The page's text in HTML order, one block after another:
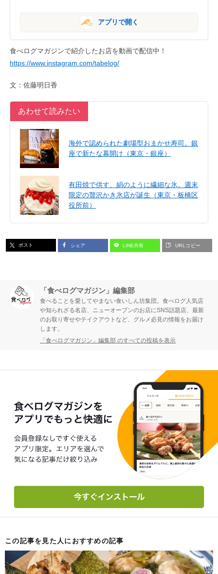
アプリで開く
食べログマガジンで紹介したお店を動画で配信中！
https://www.instagram.com/tabelog/
文：佐藤明日香
あわせて読みたい
海外で認められた劇場型おまかせ寿司。銀
座で新たな幕開け（東京・銀座）
有田焼で供す、絹のように繊細な氷。週末
限定の贅沢かき氷店が誕生（東京・板橋区
役所前）
ポスト シェア LINE共有 URLコピー
「食べログマガジン」編集部
食べることを愛してやまない食いしん坊集団。食べログ人気店
や知られざる名店、ニューオープンのお店にSNS話題店、最新
のお取り寄せやテイクアウトなど、グルメ必見の情報をお届け
します。
「食べログマガジン」編集部 のすべての投稿を表示
この記事を見た人におすすめの記事